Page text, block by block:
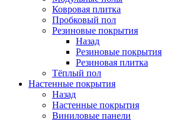
Ковровая плитка
Пробковый пол
Резиновые покрытия
Назад
Резиновые покрытия
Резиновая плитка
Тёплый пол
Настенные покрытия
Назад
Настенные покрытия
Виниловые панели